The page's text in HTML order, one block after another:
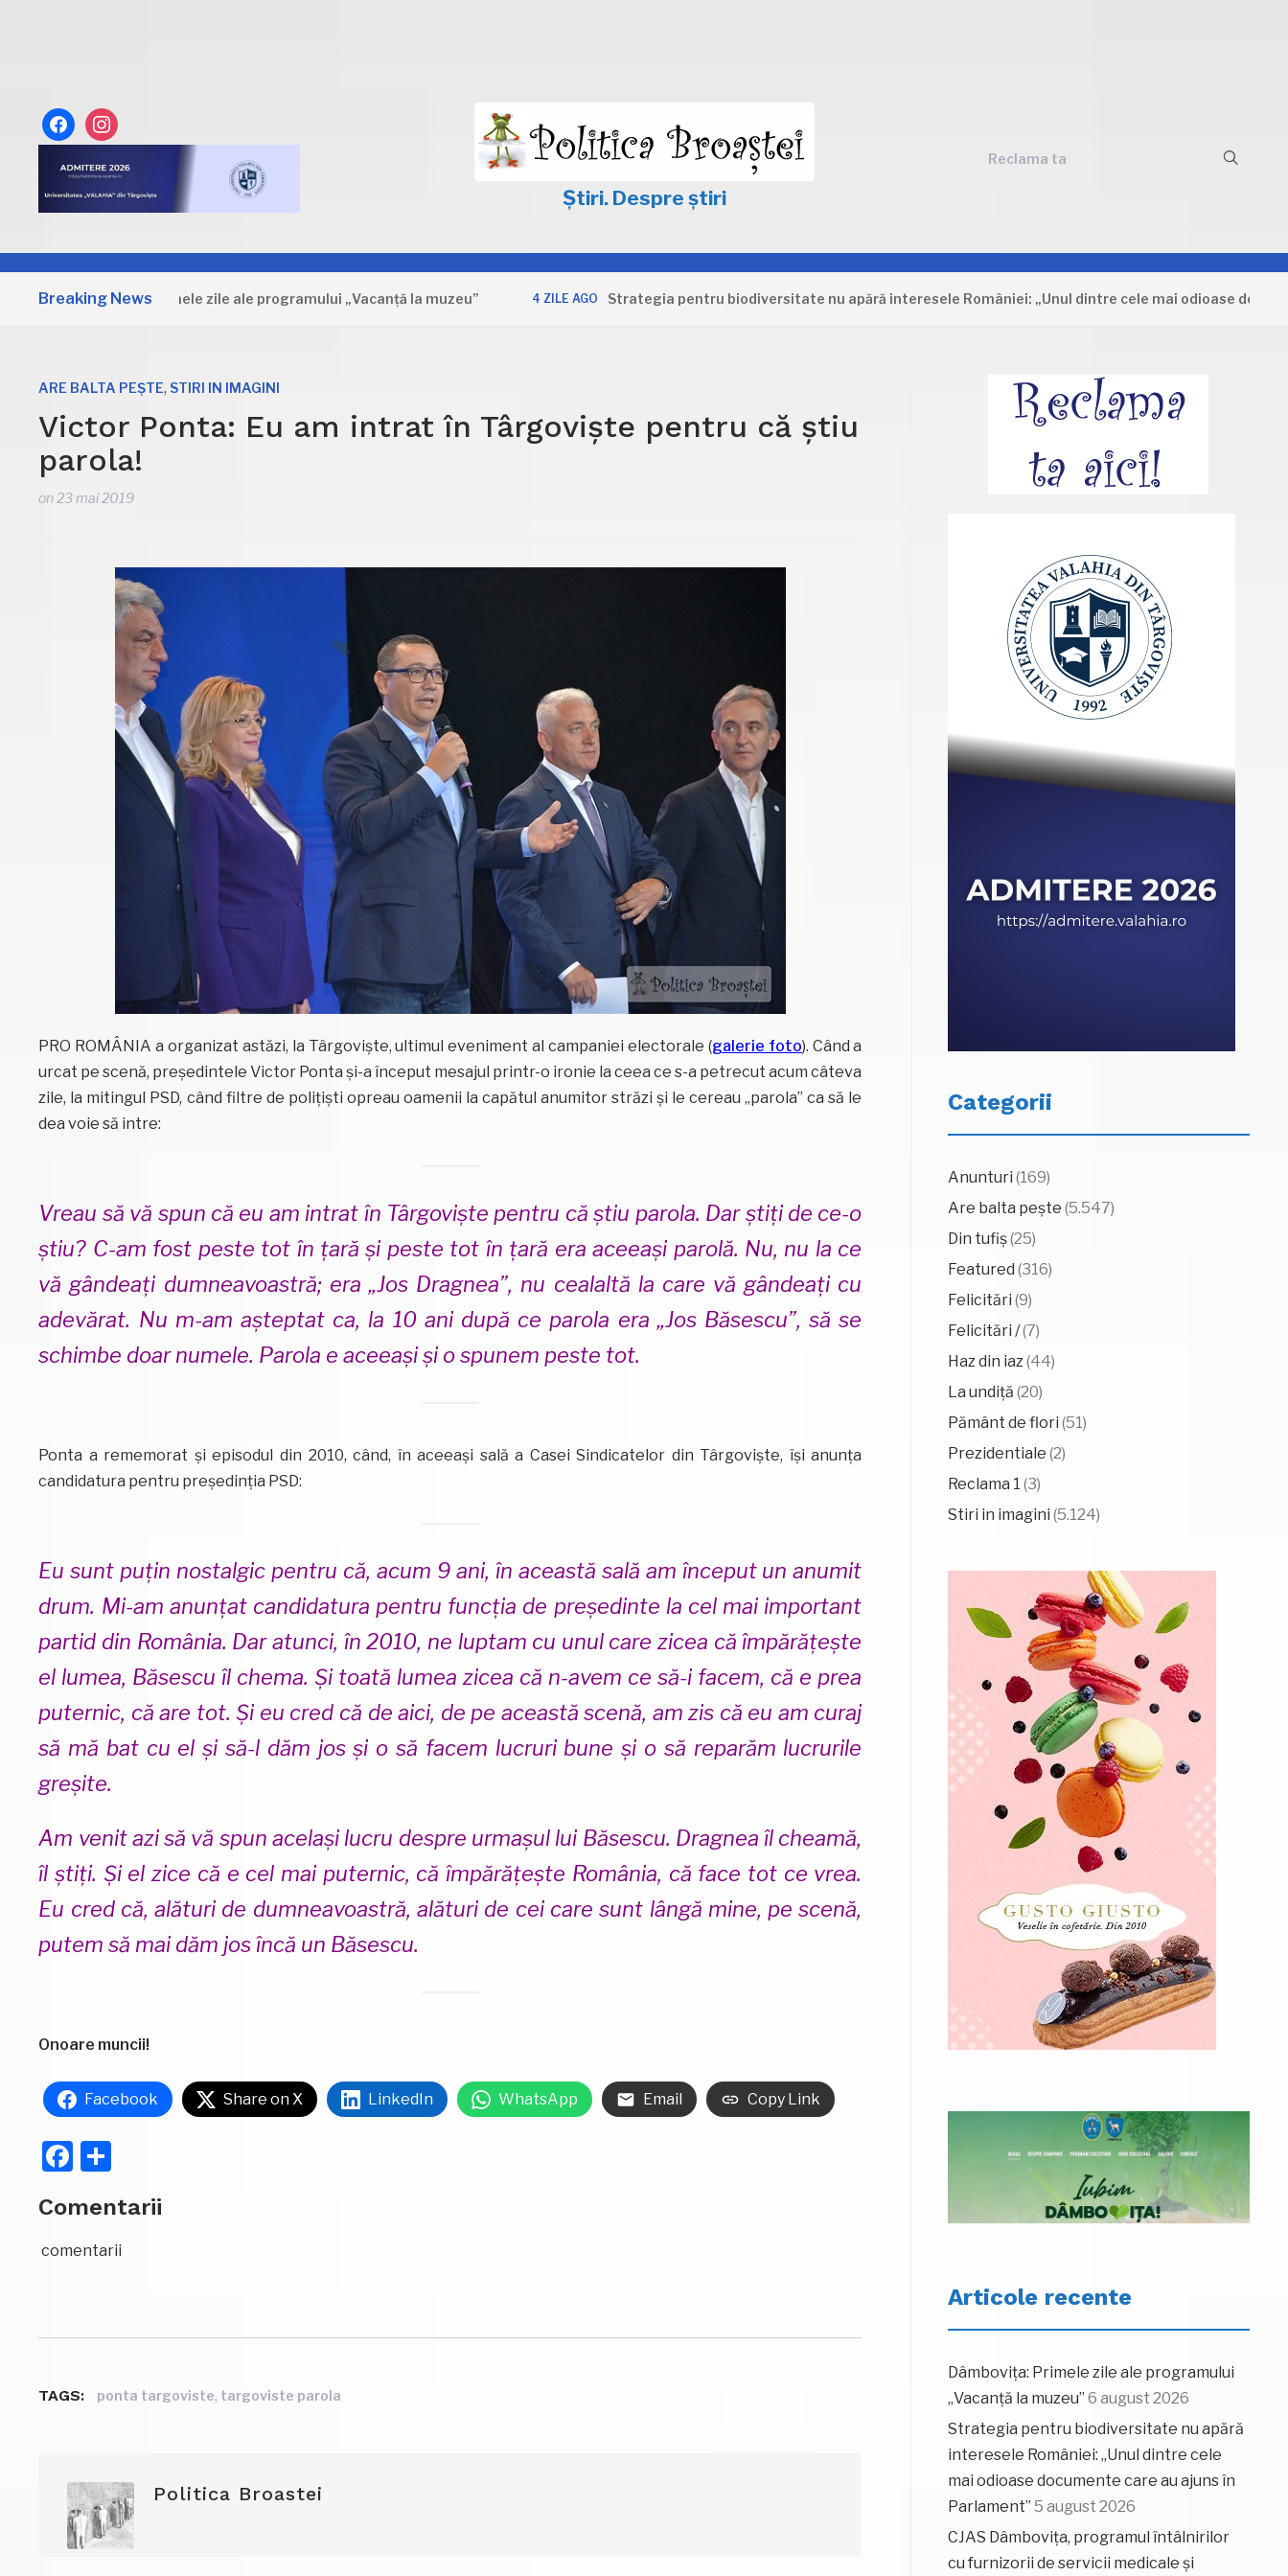
facebookinstagram
Știri. Despre știri
Reclama ta
Breaking News
Dâmbovița: Primele zile ale programului „Vacanță la muzeu” 4 ZILE AGO Strategia pentru biodiversitate nu apără interesele României: „Unul dintre cele mai odioase documente
ARE BALTA PEȘTE, STIRI IN IMAGINI
Victor Ponta: Eu am intrat în Târgoviște pentru că știu
parola!
on 23 mai 2019
PRO ROMÂNIA a organizat astăzi, la Târgoviște, ultimul eveniment al campaniei electorale (galerie foto). Când a
urcat pe scenă, președintele Victor Ponta și-a început mesajul printr-o ironie la ceea ce s-a petrecut acum câteva
zile, la mitingul PSD, când filtre de polițiști opreau oamenii la capătul anumitor străzi și le cereau „parola” ca să le
dea voie să intre:
Vreau să vă spun că eu am intrat în Târgoviște pentru că știu parola. Dar știți de ce-o
știu? C-am fost peste tot în țară și peste tot în țară era aceeași parolă. Nu, nu la ce
vă gândeați dumneavoastră; era „Jos Dragnea”, nu cealaltă la care vă gândeați cu
adevărat. Nu m-am așteptat ca, la 10 ani după ce parola era „Jos Băsescu”, să se
schimbe doar numele. Parola e aceeași și o spunem peste tot.
Ponta a rememorat și episodul din 2010, când, în aceeași sală a Casei Sindicatelor din Târgoviște, își anunța
candidatura pentru președinția PSD:
Eu sunt puțin nostalgic pentru că, acum 9 ani, în această sală am început un anumit
drum. Mi-am anunțat candidatura pentru funcția de președinte la cel mai important
partid din România. Dar atunci, în 2010, ne luptam cu unul care zicea că împărățește
el lumea, Băsescu îl chema. Și toată lumea zicea că n-avem ce să-i facem, că e prea
puternic, că are tot. Și eu cred că de aici, de pe această scenă, am zis că eu am curaj
să mă bat cu el și să-l dăm jos și o să facem lucruri bune și o să reparăm lucrurile
greșite.
Am venit azi să vă spun același lucru despre urmașul lui Băsescu. Dragnea îl cheamă,
îl știți. Și el zice că e cel mai puternic, că împărățește România, că face tot ce vrea.
Eu cred că, alături de dumneavoastră, alături de cei care sunt lângă mine, pe scenă,
putem să mai dăm jos încă un Băsescu.
Onoare muncii!
Facebook Share on X LinkedIn WhatsApp Email Copy Link
Facebook
Comentarii
comentarii
TAGS: ponta targoviste, targoviste parola
Politica Broastei
Categorii
Anunturi (169)
Are balta pește (5.547)
Din tufiș(25)
Featured (316)
Felicitări (9)
Felicitări /(7)
Haz din iaz(44)
La undiță (20)
Pământ de flori (51)
Prezidentiale (2)
Reclama 1 (3)
Stiri in imagini (5.124)
Articole recente
Dâmbovița: Primele zile ale programului
„Vacanță la muzeu” 6 august 2026
Strategia pentru biodiversitate nu apără
interesele României: „Unul dintre cele
mai odioase documente care au ajuns în
Parlament” 5 august 2026
CJAS Dâmbovița, programul întâlnirilor
cu furnizorii de servicii medicale și